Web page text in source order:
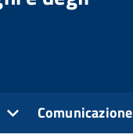
Comunicazione